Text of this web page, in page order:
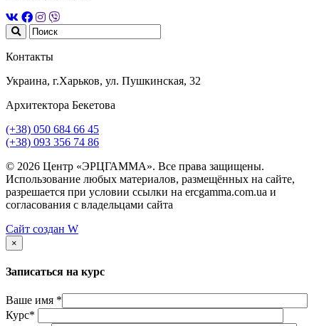
Контакты
Украина, г.Харьков, ул. Пушкинская, 32
Архитектора Бекетова
(+38) 050 684 66 45
(+38) 093 356 74 86
© 2026 Центр «ЭРЦГАММА». Все права защищены.
Использование любых материалов, размещённых на сайте,
разрешается при условии ссылки на ercgamma.com.ua и
согласования с владельцами сайта
Сайт создан W
×
Записаться на курс
Ваше имя *
Курс*